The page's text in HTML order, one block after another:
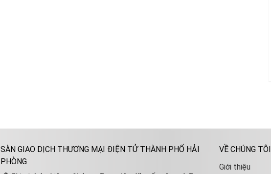
SÀN GIAO DỊCH THƯƠNG MẠI ĐIỆN TỬ THÀNH PHỐ HẢI
PHÒNG
VỀ CHÚNG TÔI
Giới thiệu